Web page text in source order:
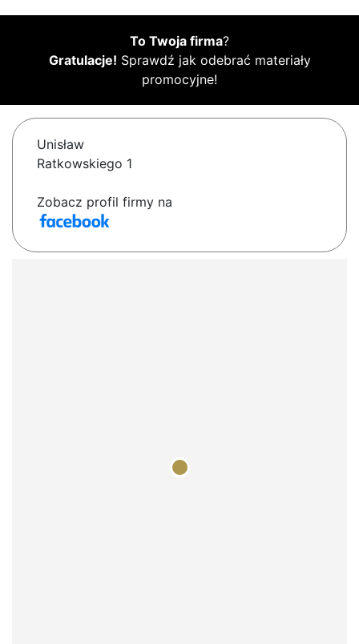
To Twoja firma?
Gratulacje! Sprawdź jak odebrać materiały
promocyjne!
Unisław
Ratkowskiego 1
Zobacz profil firmy na